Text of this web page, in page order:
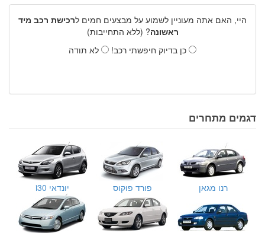
היי, האם אתה מעוניין לשמוע על מבצעים חמים לרכישת רכב מיד
ראשונה? (ללא התחייבות)
כן בדיוק חיפשתי רכב!
לא תודה
דגמים מתחרים
רנו מגאן פורד פוקוס יונדאי i30